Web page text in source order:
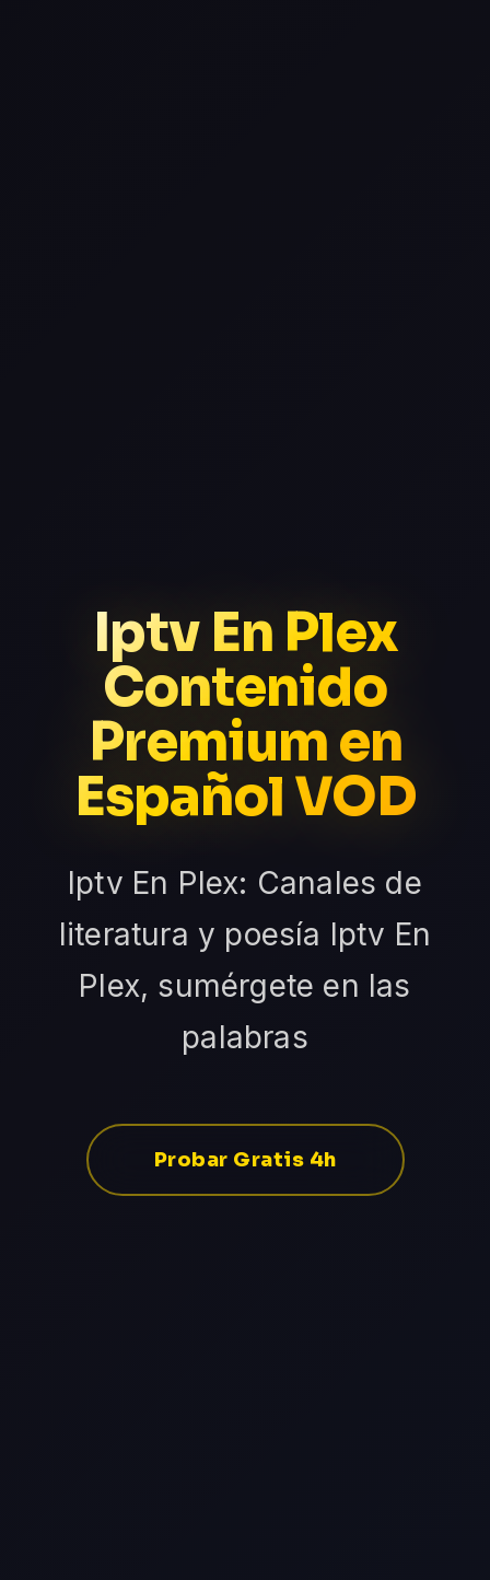
Iptv En Plex
Contenido
Premium en
Español VOD
Iptv En Plex: Canales de
literatura y poesía Iptv En
Plex, sumérgete en las
palabras
Probar Gratis 4h